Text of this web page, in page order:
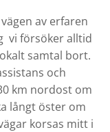
av erfaren
vi försöker alltid
samtal bort.
och
km nordost om
långt öster om
korsas mitt i